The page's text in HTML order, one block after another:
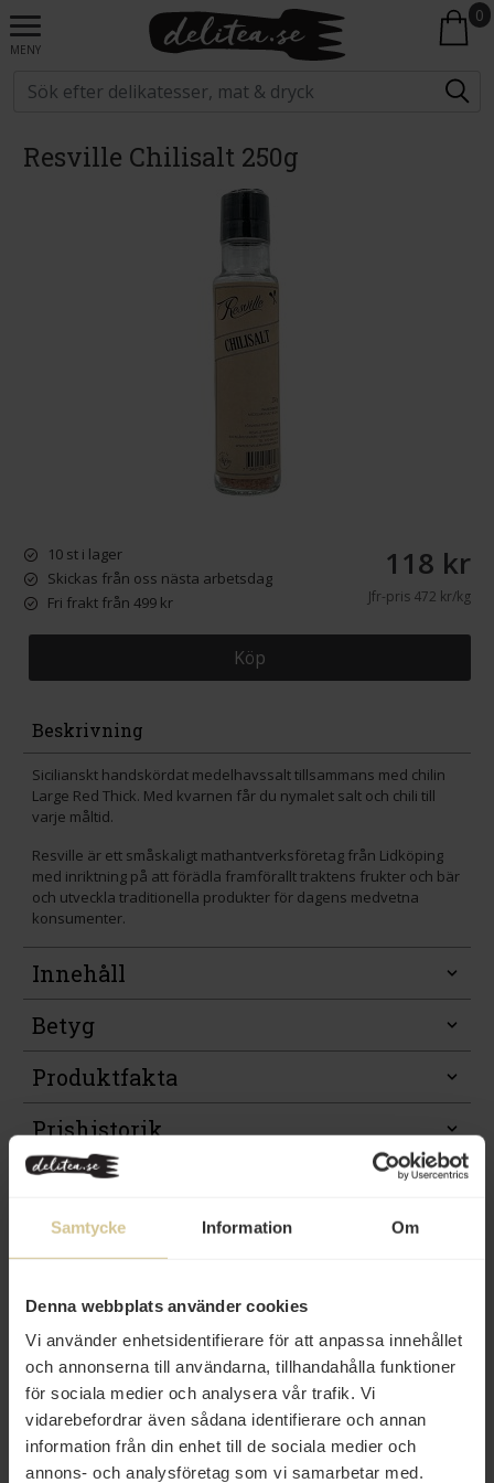
Samtycke Information Om
Denna webbplats använder cookies
Vi använder enhetsidentifierare för att anpassa innehållet
och annonserna till användarna, tillhandahålla funktioner
för sociala medier och analysera vår trafik. Vi
vidarebefordrar även sådana identifierare och annan
information från din enhet till de sociala medier och
annons- och analysföretag som vi samarbetar med.
MENY
0
Resville Chilisalt 250g
10 st i lager
Skickas från oss nästa arbetsdag
Fri frakt från 499 kr
118 kr
Jfr-pris472 kr/kg
Köp
Beskrivning
Sicilianskt handskördat medelhavssalt tillsammans med chilin
Large Red Thick. Med kvarnen får du nymalet salt och chili till
varje måltid.
Resville är ett småskaligt mathantverksföretag från Lidköping
med inriktning på att förädla framförallt traktens frukter och bär
och utveckla traditionella produkter för dagens medvetna
konsumenter.
Innehåll
Betyg
Produktfakta
Prishistorik
Från samma varumärke